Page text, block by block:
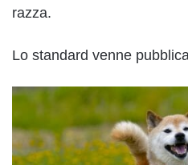
razza.
Lo standard venne